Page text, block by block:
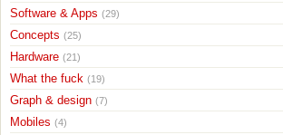
Software & Apps (29)
Concepts (25)
Hardware (21)
What the fuck (19)
Graph & design (7)
Mobiles (4)